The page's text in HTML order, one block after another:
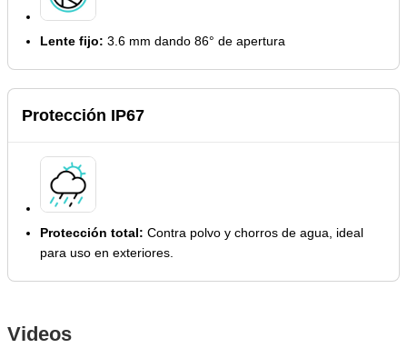
Lente fijo: 3.6 mm dando 86° de apertura
Protección IP67
Protección total: Contra polvo y chorros de agua, ideal
para uso en exteriores.
Videos